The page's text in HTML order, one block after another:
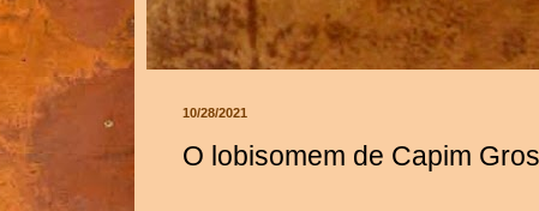
10/28/2021
O lobisomem de Capim